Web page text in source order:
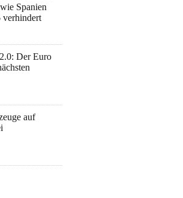
Spanien
verhindert
Der Euro
auf